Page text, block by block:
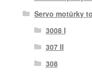
Servo motůrky
3008 I
307 II
308